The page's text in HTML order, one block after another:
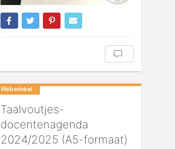
Webwinkel
Taalvoutjes-
docentenagenda
2024/2025 (A5-formaat)